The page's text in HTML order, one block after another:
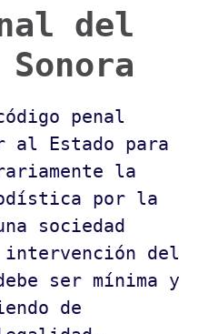
del
penal
al Estado para
la
por la
sociedad
intervención del
ser mínima y
de